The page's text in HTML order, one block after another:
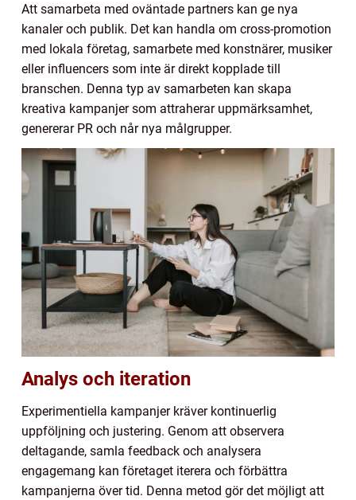
Att samarbeta med oväntade partners kan ge nya
kanaler och publik. Det kan handla om cross-promotion
med lokala företag, samarbete med konstnärer, musiker
eller influencers som inte är direkt kopplade till
branschen. Denna typ av samarbeten kan skapa
kreativa kampanjer som attraherar uppmärksamhet,
genererar PR och når nya målgrupper.
Analys och iteration
Experimentiella kampanjer kräver kontinuerlig
uppföljning och justering. Genom att observera
deltagande, samla feedback och analysera
engagemang kan företaget iterera och förbättra
kampanjerna över tid. Denna metod gör det möjligt att